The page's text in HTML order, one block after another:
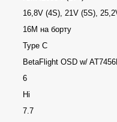
16,8V (4S), 21V (5S),
16M на борту
Type C
BetaFlight OSD w/
6
Ні
7.7